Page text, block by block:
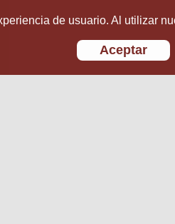
de usuario. Al utilizar
Aceptar